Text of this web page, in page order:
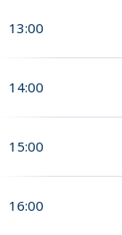
13:00
14:00
15:00
16:00